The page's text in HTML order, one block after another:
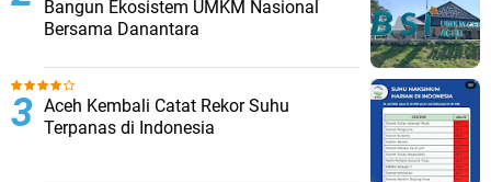
Bangun Ekosistem UMKM Nasional
Bersama Danantara
Aceh Kembali Catat Rekor Suhu
Terpanas di Indonesia